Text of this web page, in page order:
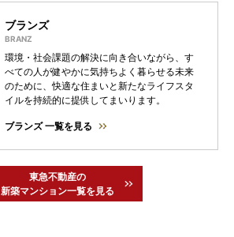
ブランズ
環境・社会課題の解決に向き合いながら、す
べての人が健やかに気持ちよく暮らせる未来
のために、快適な住まいと新たなライフスタ
イルを持続的に提供してまいります。
ブランズ 一覧を見る
東急不動産の
新築マンション一覧を見る